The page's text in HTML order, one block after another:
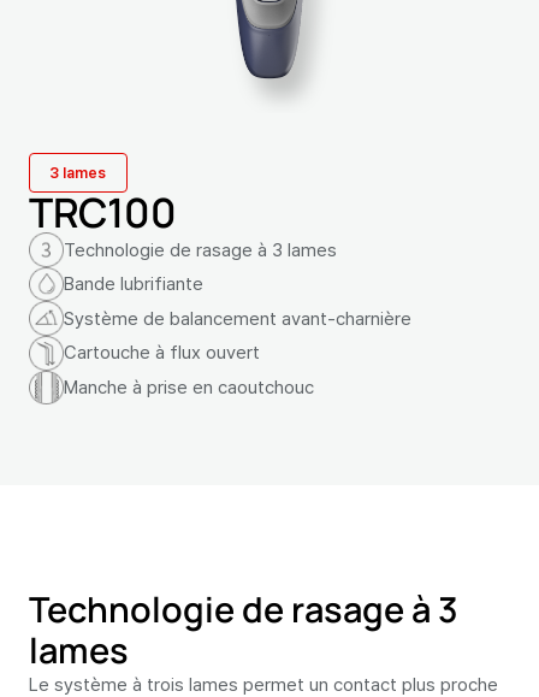
3 lames
TRC100
Technologie de rasage à 3 lames
Bande lubrifiante
Système de balancement avant-charnière
Cartouche à flux ouvert
Manche à prise en caoutchouc
Technologie de rasage à 3
lames
Le système à trois lames permet un contact plus proche